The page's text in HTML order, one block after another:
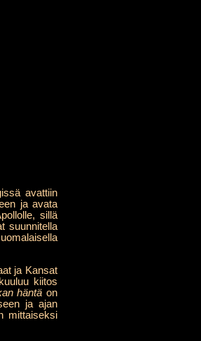
avattiin
ja avata
sillä
suunnitella
ja Kansat
kiitos
häntä on
ja ajan
mittaiseksi